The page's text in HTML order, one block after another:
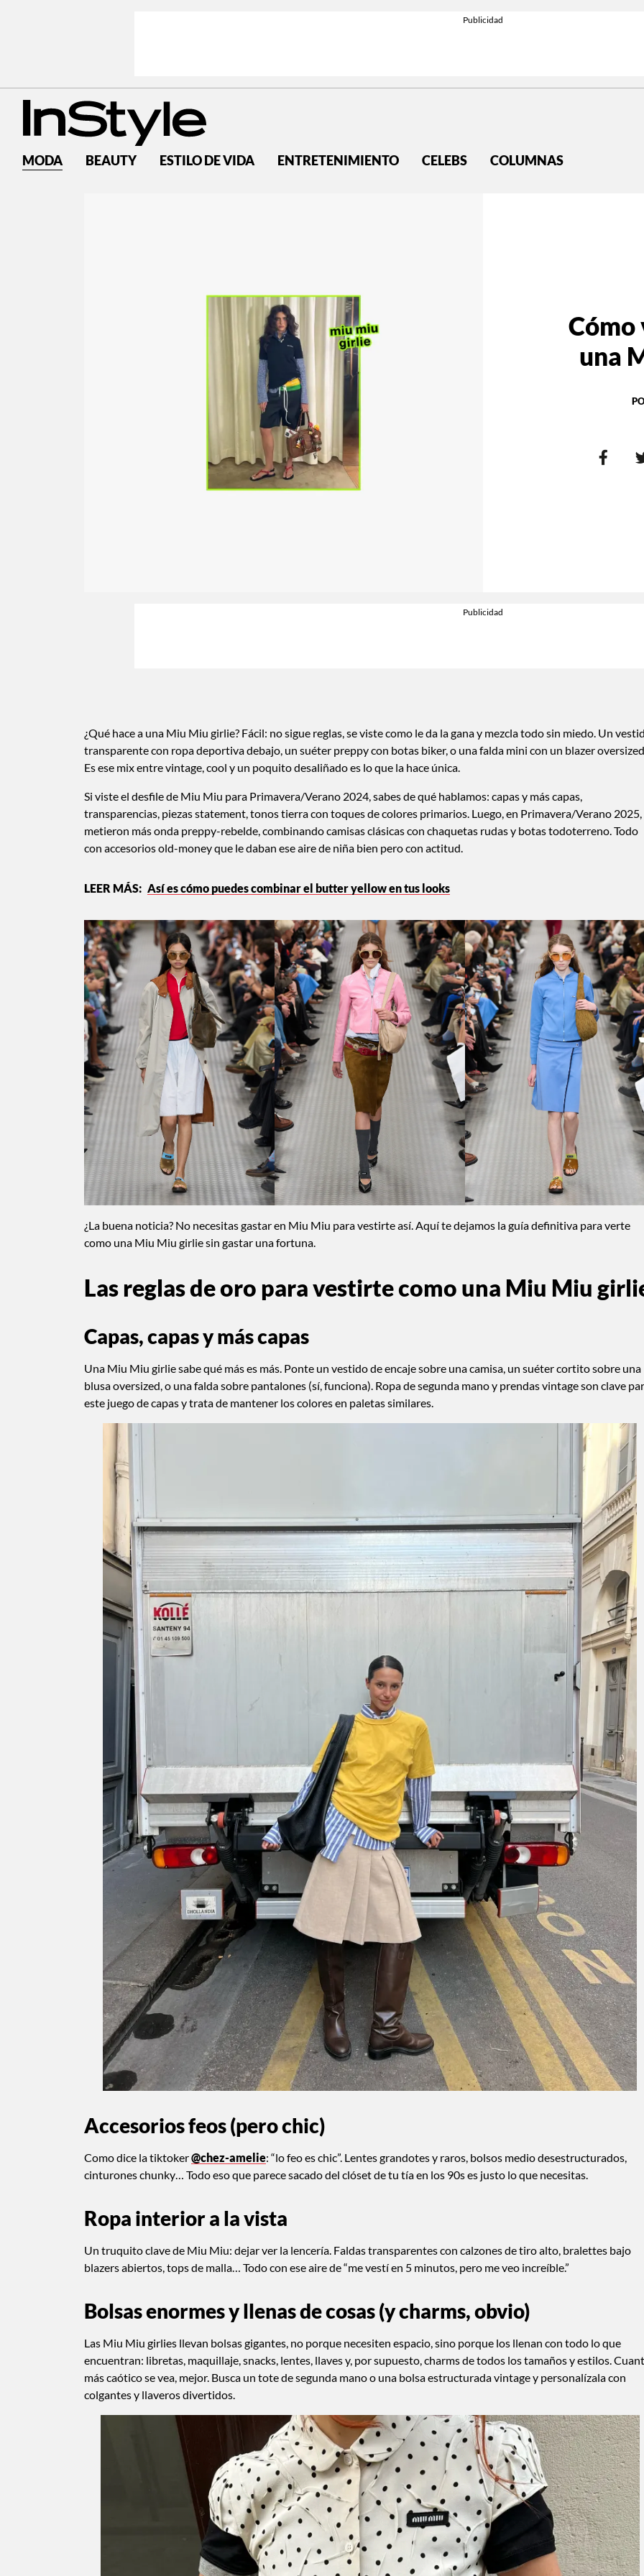
MODA BEAUTY ESTILO DE VIDA ENTRETENIMIENTO CELEBS COLUMNAS
Cómo
una
¿Qué hace a una Miu Miu girlie? Fácil: no sigue reglas, se viste como le da la gana y mezcla todo sin miedo. Un
transparente con ropa deportiva debajo, un suéter preppy con botas biker, o una falda mini con un blazer
Es ese mix entre vintage, cool y un poquito desaliñado es lo que la hace única.
Si viste el desfile de Miu Miu para Primavera/Verano 2024, sabes de qué hablamos: capas y más capas,
transparencias, piezas statement, tonos tierra con toques de colores primarios. Luego, en Primavera/Verano 2025,
metieron más onda preppy-rebelde, combinando camisas clásicas con chaquetas rudas y botas todoterreno. Todo
con accesorios old-money que le daban ese aire de niña bien pero con actitud.
Así es cómo puedes combinar el butter yellow en tus looks
¿La buena noticia? No necesitas gastar en Miu Miu para vestirte así. Aquí te dejamos la guía definitiva para verte
como una Miu Miu girlie sin gastar una fortuna.
Las reglas de oro para vestirte como una Miu Miu
Capas, capas y más capas
Una Miu Miu girlie sabe qué más es más. Ponte un vestido de encaje sobre una camisa, un suéter cortito sobre una
blusa oversized, o una falda sobre pantalones (sí, funciona). Ropa de segunda mano y prendas vintage son clave
este juego de capas y trata de mantener los colores en paletas similares.
Accesorios feos (pero chic)
Como dice la tiktoker@chez-amelie: “lo feo es chic”. Lentes grandotes y raros, bolsos medio desestructurados,
cinturones chunky… Todo eso que parece sacado del clóset de tu tía en los 90s es justo lo que necesitas.
Ropa interior a la vista
Un truquito clave de Miu Miu: dejar ver la lencería. Faldas transparentes con calzones de tiro alto, bralettes bajo
blazers abiertos, tops de malla… Todo con ese aire de “me vestí en 5 minutos, pero me veo increíble.”
Bolsas enormes y llenas de cosas (y charms, obvio)
Las Miu Miu girlies llevan bolsas gigantes, no porque necesiten espacio, sino porque los llenan con todo lo que
encuentran: libretas, maquillaje, snacks, lentes, llaves y, por supuesto, charms de todos los tamaños y estilos.
más caótico se vea, mejor. Busca un tote de segunda mano o una bolsa estructurada vintage y personalízala con
colgantes y llaveros divertidos.